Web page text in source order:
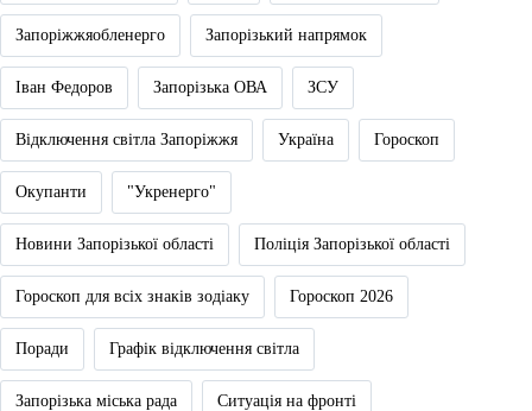
Запоріжжяобленерго Запорізький напрямок
Іван Федоров Запорізька ОВА ЗСУ
Відключення світла Запоріжжя Україна Гороскоп
Окупанти "Укренерго"
Новини Запорізької області Поліція Запорізької області
Гороскоп для всіх знаків зодіаку Гороскоп 2026
Поради Графік відключення світла
Запорізька міська рада Ситуація на фронті